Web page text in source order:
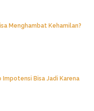
Menghambat Kehamilan?
Impotensi Bisa Jadi Karena